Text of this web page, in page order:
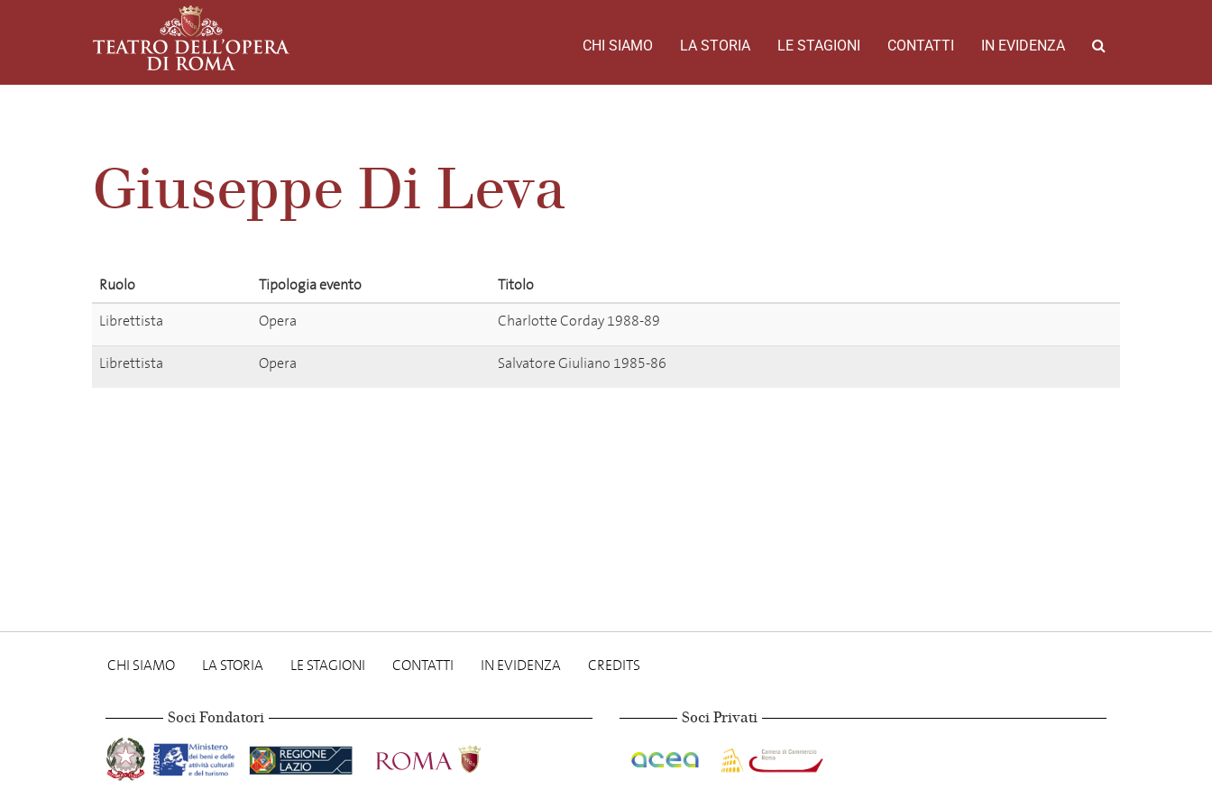
CHI SIAMO LA STORIA LE STAGIONI CONTATTI IN EVIDENZA
Giuseppe Di Leva
Ruolo Tipologia evento
Titolo
Librettista
Opera Charlotte Corday 1988-89
Librettista Opera Salvatore Giuliano 1985-86
CHI SIAMO LA STORIA LE STAGIONI CONTATTI IN EVIDENZA CREDITS
Soci Fondatori Soci Privati